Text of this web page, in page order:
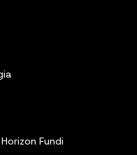
Fundi